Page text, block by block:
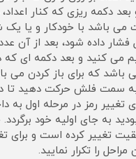
بعد دکمه ریزی که کنار اعداد،
باشد با خودکار و یا
فشار داده شود، بعد از آن
می کنید و بعد دکمه ای
که برای باز کردن می
سمت فلش حرکت دهید تا
تغییر رمز در مرحله اول به
به جای اولیه خود برگردد.
تغییر کرده است و برای
را تکرار نمایید.